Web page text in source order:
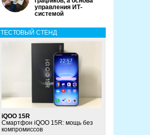
управления ИТ-
системой
ТЕСТОВЫЙ СТЕНД
iQOO 15R
Смартфон iQOO 15R: мощь без
компромиссов